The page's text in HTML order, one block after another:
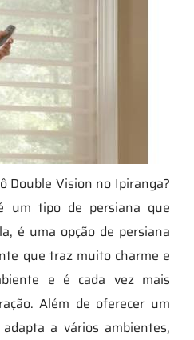
Double Vision no Ipiranga?
um tipo de persiana que
é uma opção de persiana
que traz muito charme e
e é cada vez mais
Além de oferecer um
a vários ambientes,